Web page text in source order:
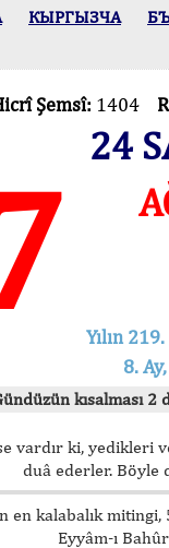
КЫPГЫЗЧA
Şemsî: 1404
24
Yılın
8.
kısalması 2
vardır ki, yedikleri
duâ ederler. Böyle
en kalabalık mitingi,
Eyyâm-ı